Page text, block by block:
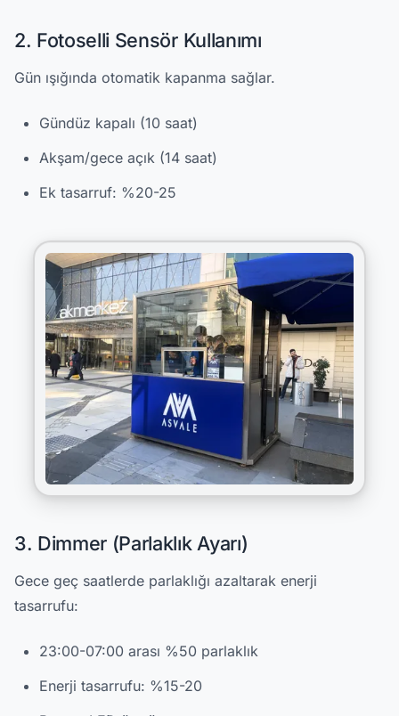
2. Fotoselli Sensör Kullanımı
Gün ışığında otomatik kapanma sağlar.
Gündüz kapalı (10 saat)
Akşam/gece açık (14 saat)
Ek tasarruf: %20-25
3. Dimmer (Parlaklık Ayarı)
Gece geç saatlerde parlaklığı azaltarak enerji
tasarrufu:
23:00-07:00 arası %50 parlaklık
Enerji tasarrufu: %15-20